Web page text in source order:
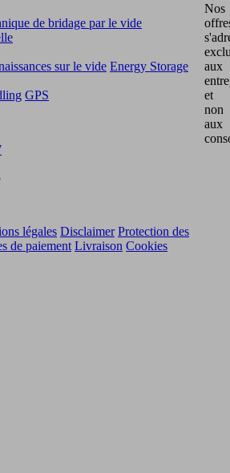
de bridage par le vide
sur le vide Energy Storage
GPS
Nos
aux
et
non
aux
légales Disclaimer Protection des
de paiement Livraison Cookies